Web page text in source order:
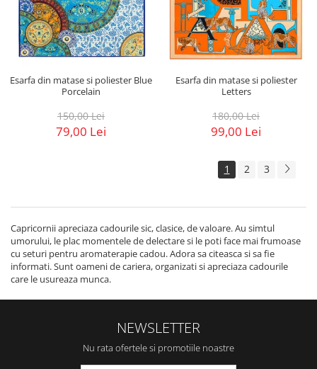
Esarfa din matase si poliester Blue
Porcelain
150,00 Lei
79,00 Lei
Esarfa din matase si poliester
Letters
180,00 Lei
99,00 Lei
1 2 3
Capricornii apreciaza cadourile sic, clasice, de valoare. Au simtul
umorului, le plac momentele de delectare si le poti face mai frumoase
cu seturi pentru aromaterapie cadou. Adora sa citeasca si sa fie
informati. Sunt oameni de cariera, organizati si apreciaza cadourile
care le usureaza munca.
NEWSLETTER
Nu rata ofertele si promotiile noastre